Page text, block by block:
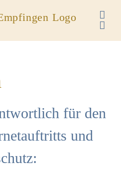
für den
und